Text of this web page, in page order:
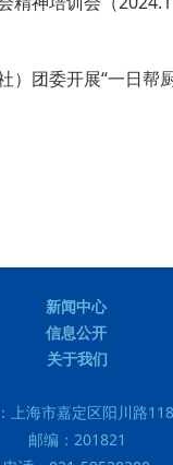
）团委开展“一日帮
新闻中心
信息公开
关于我们
上海市嘉定区阳川路
邮编： 201821